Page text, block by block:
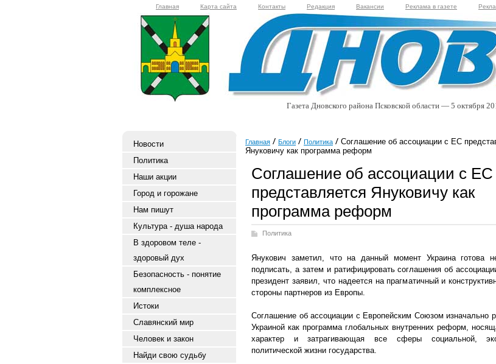
Главная Карта сайта Контакты Редакция Вакансии Реклама в газете
Газета Дновского района Псковской области — 5 октября
Новости
Политика
Наши акции
Город и горожане
Нам пишут
Культура - душа народа
В здоровом теле -
здоровый дух
Безопасность - понятие
комплексное
Истоки
Славянский мир
Человек и закон
Найди свою судьбу
Главная Блоги Политика
Соглашение об ассоциации с ЕС
Януковичу как программа реформ
Соглашение об ассоциации с ЕС
представляется Януковичу как
программа реформ
Политика
Янукович заметил, что на данный момент Украина готова
подписать, а затем и ратифицировать соглашения об
президент заявил, что надеется на прагматичный и
стороны партнеров из Европы.
Соглашение об ассоциации с Европейским Союзом изначально
Украиной как программа глобальных внутренних реформ,
характер и затрагивающая все сферы социальной,
политической жизни государства.